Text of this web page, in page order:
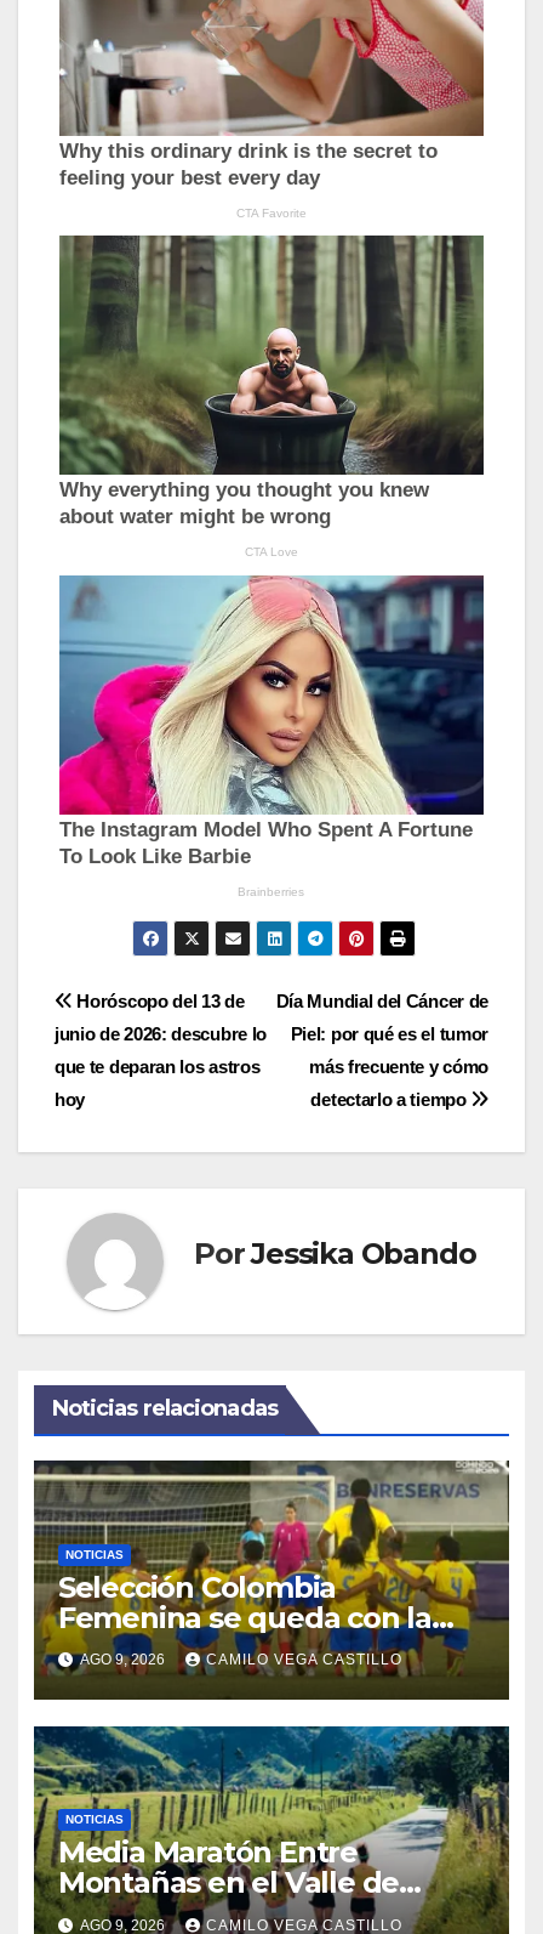
Navegación
de
entradas
Día Mundial del Cáncer de
Piel: por qué es el tumor
más frecuente y cómo
detectarlo a tiempo
Horóscopo del 13 de
junio de 2026: descubre lo
que te deparan los astros
hoy
PorJessika Obando
Noticias relacionadas
NOTICIAS
Selección Colombia
Femenina se queda con la
plata: dramática derrota ante
México en los Juegos
Centroamericanos y del
Caribe
AGO 9, 2026 CAMILO VEGA CASTILLO
NOTICIAS
Media Maratón Entre
Montañas en el Valle de
Cocora: Fechas, rutas y todo
AGO 9, 2026 CAMILO VEGA CASTILLO